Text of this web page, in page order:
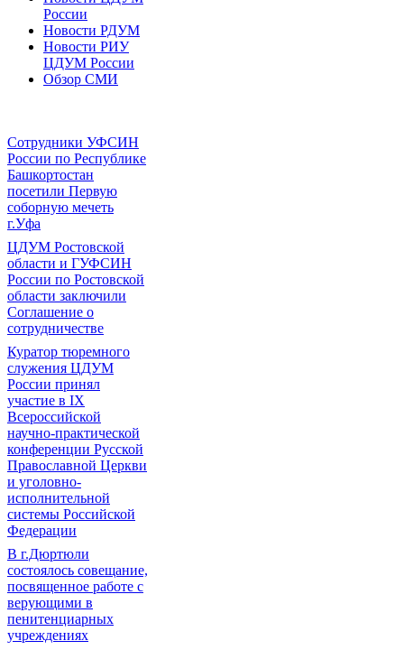
России
Новости РДУМ
Новости РИУ
ЦДУМ России
Обзор СМИ
Сотрудники УФСИН
России по Республике
Башкортостан
посетили Первую
соборную мечеть
г.Уфа
ЦДУМ Ростовской
области и ГУФСИН
России по Ростовской
области заключили
Соглашение о
сотрудничестве
Куратор тюремного
служения ЦДУМ
России принял
участие в IX
Всероссийской
научно-практической
конференции Русской
Православной Церкви
и уголовно-
исполнительной
системы Российской
Федерации
В г.Дюртюли
состоялось совещание,
посвященное работе с
верующими в
пенитенциарных
учреждениях